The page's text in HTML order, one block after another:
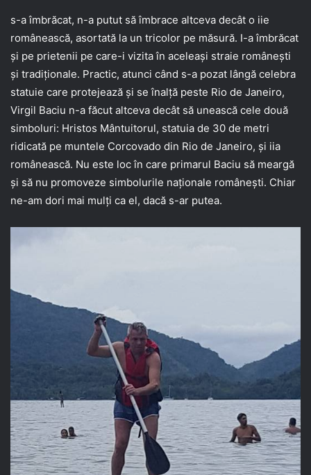
s-a îmbrăcat, n-a putut să îmbrace altceva decât o iie
românească, asortată la un tricolor pe măsură. I-a îmbrăcat
și pe prietenii pe care-i vizita în aceleași straie românești
și tradiționale. Practic, atunci când s-a pozat lângă celebra
statuie care protejează și se înalță peste Rio de Janeiro,
Virgil Baciu n-a făcut altceva decât să unească cele două
simboluri: Hristos Mântuitorul, statuia de 30 de metri
ridicată pe muntele Corcovado din Rio de Janeiro, și iia
românească. Nu este loc în care primarul Baciu să meargă
și să nu promoveze simbolurile naționale românești. Chiar
ne-am dori mai mulți ca el, dacă s-ar putea.